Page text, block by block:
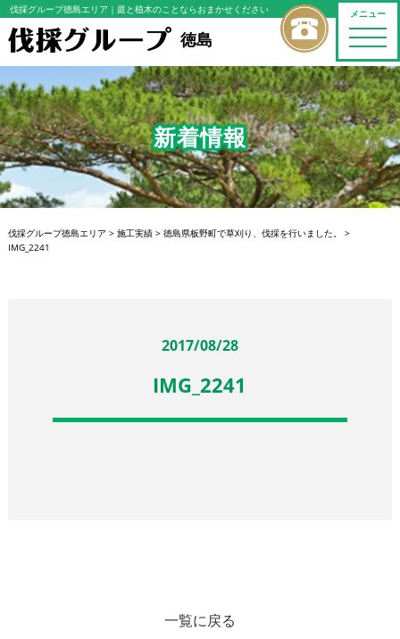
メニュー
toggle
伐採グループ徳島エリア ｜庭と植木のことならおまかせください
徳島
新着情報
伐採グループ徳島エリア > 施工実績> 徳島県板野町で草刈り、伐採を行いました。
>
IMG_2241
2017/08/28
IMG_2241
一覧に戻る